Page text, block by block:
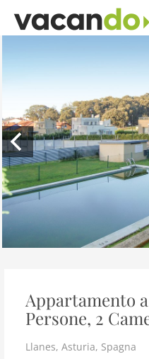
Appartamento
Persone, 2
Llanes, Asturia, Spagna